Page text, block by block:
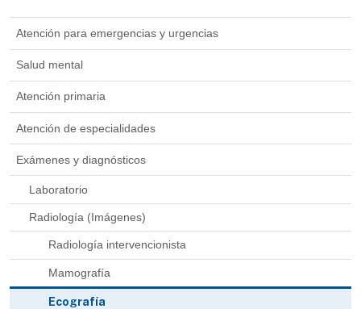
Atención para emergencias y urgencias
Salud mental
Atención primaria
Atención de especialidades
Exámenes y diagnósticos
Laboratorio
Radiología (Imágenes)
Radiología intervencionista
Mamografía
Ecografía